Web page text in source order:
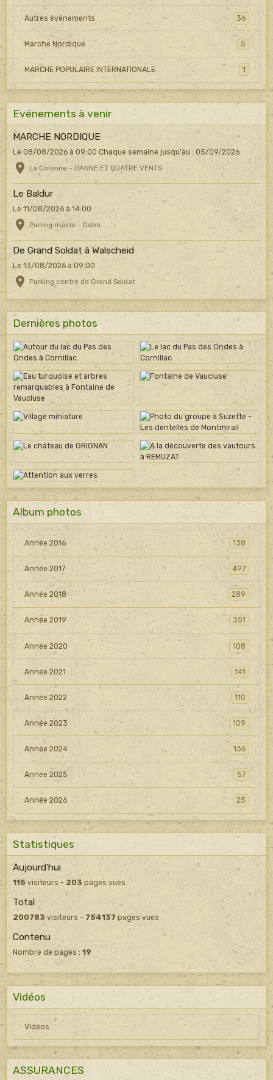
Autres événements 36
Marche Nordique 5
MARCHE POPULAIRE INTERNATIONALE 1
Evénements à venir
MARCHE NORDIQUE
Le 08/08/2026 à 09:00 Chaque semaine jusqu'au : 05/09/2026
La Colonne - DANNE ET QUATRE VENTS
Le Baldur
Le 11/08/2026 à 14:00
Parling mairie - Dabo
De Grand Soldat à Walscheid
Le 13/08/2026 à 09:00
Parking centre de Grand Soldat
Dernières photos
Album photos
Année 2016 138
Année 2017 497
Année 2018 289
Année 2019 351
Année 2020 108
Année 2021 141
Année 2022 110
Année 2023 109
Année 2024 136
Année 2025 57
Année 2026 25
Statistiques
Aujourd'hui
115visiteurs -203 pages vues
Total
200783visiteurs - 754137pages vues
Contenu
Nombre de pages : 19
Vidéos
Vidéos
ASSURANCES